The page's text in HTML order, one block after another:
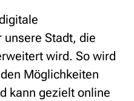
Stadt, die
wird. So wird
Möglichkeiten
kann gezielt online